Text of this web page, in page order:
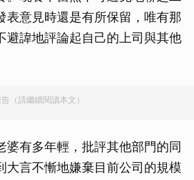
表意見時還是有所保留，唯有那
避諱地評論起自己的上司與其他
（請繼續閱讀本文）
婆有多年輕，批評其他部門的同
大言不慚地嫌棄目前公司的規模